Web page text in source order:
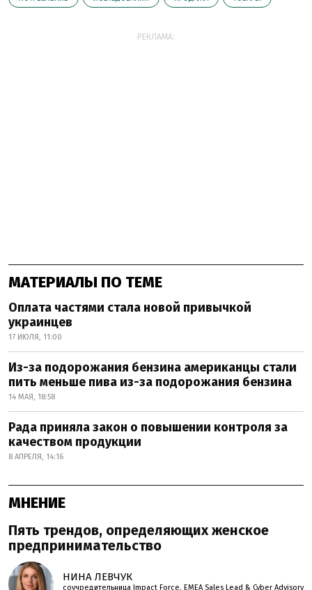
РЕКЛАМА:
МАТЕРИАЛЫ ПО ТЕМЕ
Оплата частями стала новой привычкой
украинцев
17 ИЮЛЯ, 11:00
Из-за подорожания бензина американцы стали
пить меньше пива из-за подорожания бензина
14 МАЯ, 18:58
Рада приняла закон о повышении контроля за
качеством продукции
8 АПРЕЛЯ, 14:16
МНЕНИЕ
Пять трендов, определяющих женское
предпринимательство
НИНА ЛЕВЧУК
соучредительница Impact Force, EMEA Sales Lead & Cyber Advisory